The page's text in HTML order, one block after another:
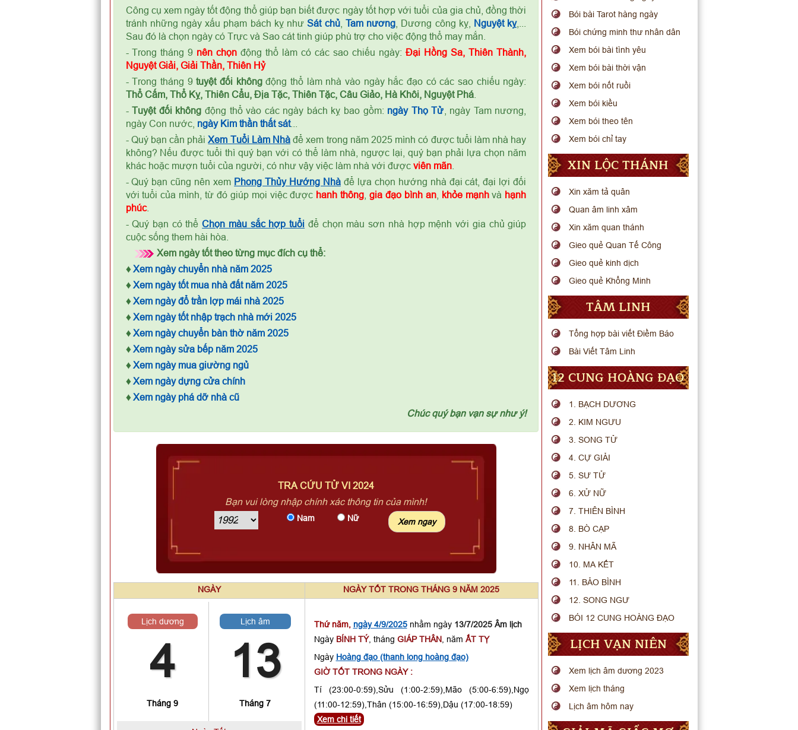
Công cụ xem ngày tốt động thổ giúp bạn biết được ngày tốt hợp với tuổi của gia chủ, đồng thời
tránh những ngày xấu phạm bách kỵ nhưSát chủ, Tam nương , Dương công kỵ, Nguyệt kỵ,...
Sau đó là chọn ngày có Trực và Sao cát tinh giúp phù trợ cho việc động thổ may mắn.
- Trong tháng 9 nên chọn động thổ làm có các sao chiếu ngày:Đại Hồng Sa, Thiên Thành,
Nguyệt Giải, Giải Thần, Thiên Hỷ
- Trong tháng 9tuyệt đối khôngđộng thổ làm nhà vào ngày hắc đạo có các sao chiếu ngày:
Thổ Cấm, Thổ Kỵ, Thiên Cẩu, Địa Tặc, Thiên Tặc, Câu Giảo, Hà Khôi, Nguyệt Phá.
-Tuyệt đối không động thổ vào các ngày bách kỵ bao gồm: ngày Thọ Tử , ngày Tam nương,
ngày Con nước, ngày Kim thần thất sát...
- Quý bạn cần phảiXem Tuổi Làm Nhà để xem trong năm 2025 mình có được tuổi làm nhà hay
không? Nếu được tuổi thì quý bạn với có thể làm nhà, ngược lại, quý bạn phải lựa chọn năm
khác hoặc mượn tuổi của người, có như vậy việc làm nhà với được viên mãn.
- Quý bạn cũng nên xem Phong Thủy Hướng Nhàđể lựa chọn hướng nhà đại cát, đại lợi đối
với tuổi của mình, từ đó giúp mọi việc được hanh thông ,gia đạo bình an, khỏe mạnhvà hạnh
phúc.
- Quý bạn có thểChọn màu sắc hợp tuổi để chọn màu sơn nhà hợp mệnh với gia chủ giúp
cuộc sống them hài hòa.
Xem ngày tốt theo từng mục đích cụ thể:
♦ Xem ngày chuyển nhà năm 2025
♦ Xem ngày tốt mua nhà đất năm 2025
♦ Xem ngày đổ trần lợp mái nhà 2025
♦ Xem ngày tốt nhập trạch nhà mới 2025
♦ Xem ngày chuyển bàn thờ năm 2025
♦ Xem ngày sửa bếp năm 2025
♦ Xem ngày mua giường ngủ
♦ Xem ngày dựng cửa chính
♦ Xem ngày phá dỡ nhà cũ
Chúc quý bạn vạn sự như ý!
TRA CỨU TỬ VI 2024
Bạn vui lòng nhập chính xác thông tin của mình!
Nam Nữ
NGÀY NGÀY TỐT TRONG THÁNG 9 NĂM 2025
Lịch dương
4
Tháng 9
Lịch âm
13
Tháng 7
Thứ năm, ngày 4/9/2025nhằm ngày 13/7/2025 Âm lịch
Ngày BÍNH TÝ, tháng GIÁP THÂN, năm ẤT TỴ
Ngày Hoàng đạo (thanh long hoàng đạo)
GIỜ TỐT TRONG NGÀY :
Tí (23:00-0:59),Sửu (1:00-2:59),Mão (5:00-6:59),Ngọ
(11:00-12:59),Thân (15:00-16:59),Dậu (17:00-18:59)
Xem chi tiết
Bói bài Tarot hàng ngày
Bói chứng minh thư nhân dân
Xem bói bài tình yêu
Xem bói bài thời vận
Xem bói nốt ruồi
Xem bói kiều
Xem bói theo tên
Xem bói chỉ tay
XIN LỘC THÁNH
Xin xăm tả quân
Quan âm linh xâm
Xin xăm quan thánh
Gieo quẻ Quan Tế Công
Gieo quẻ kinh dịch
Gieo quẻ Khổng Minh
TÂM LINH
Tổng hợp bài viết Điềm Báo
Bài Viết Tâm Linh
12 CUNG HOÀNG ĐẠO
1. BẠCH DƯƠNG
2. KIM NGƯU
3. SONG TỬ
4. CỰ GIẢI
5. SƯ TỬ
6. XỬ NỮ
7. THIÊN BÌNH
8. BÒ CẠP
9. NHÂN MÃ
10. MA KẾT
11. BẢO BÌNH
12. SONG NGƯ
BÓI 12 CUNG HOÀNG ĐẠO
LỊCH VẠN NIÊN
Xem lịch âm dương 2023
Xem lịch tháng
Lịch âm hôm nay